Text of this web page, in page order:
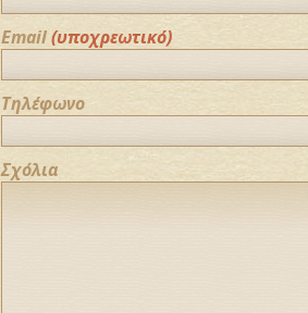
Email(υποχρεωτικό)
Τηλέφωνο
Σχόλια